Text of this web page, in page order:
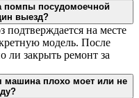
помпы посудомоечной
выезд?
подтверждается на месте
модель. После
ли закрыть ремонт за
машина плохо моет или не